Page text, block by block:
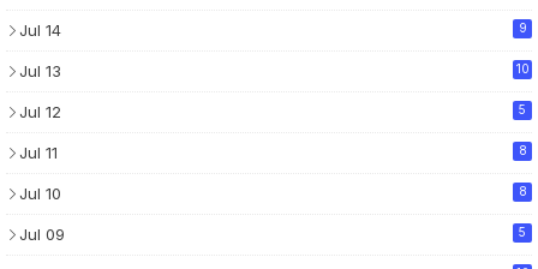
Jul 14 9
Jul 13 10
Jul 12 5
Jul 11 8
Jul 10 8
Jul 09 5